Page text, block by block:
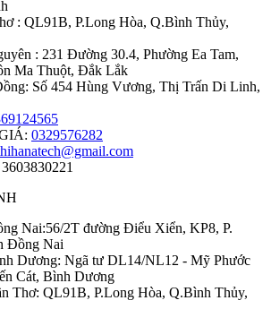
: QL91B, P.Long Hòa, Q.Bình Thủy,
: 231 Đường 30.4, Phường Ea Tam,
Ma Thuột, Đắk Lắk
Số 454 Hùng Vương, Thị Trấn Di Linh,
0329576282
Nai:56/2T đường Điểu Xiển, KP8, P.
Đồng Nai
Dương: Ngã tư DL14/NL12 - Mỹ Phước
Cát, Bình Dương
Thơ: QL91B, P.Long Hòa, Q.Bình Thủy,